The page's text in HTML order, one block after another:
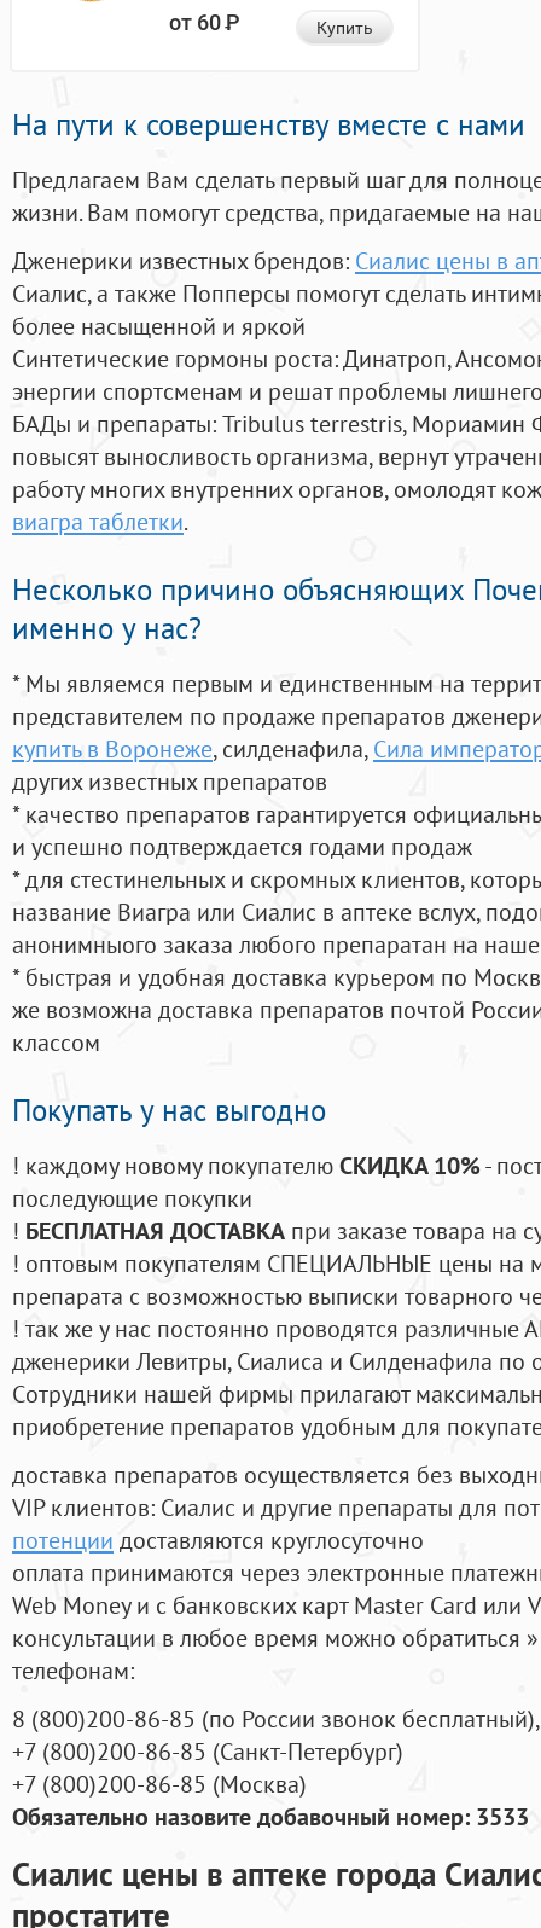
от 60Р Купить
На пути к совершенству вместе с нами
Предлагаем Вам сделать первый шаг для
жизни. Вам помогут средства, придагаемые на
Дженерики известных брендов: Сиалис цены в
Сиалис, а также Попперсы помогут сделать
более насыщенной и яркой
Синтетические гормоны роста: Динатроп,
энергии спортсменам и решат проблемы
БАДы и препараты:Tribulus terrestris, Мориамин
повысят выносливость организма, вернут
работу многих внутренних органов, омолодят
виагра таблетки.
Несколько причино объясняющих
именно у нас?
* Мы являемся первым и единственным на
представителем по продаже препаратов
купить в Воронеже, силденафила, Сила
других известных препаратов
* качество препаратов гарантируется
и успешно подтверждается годами продаж
* для стестинельных и скромных клиентов,
название Виагра или Сиалис в аптеке вслух,
анонимныого заказа любого препаратан на
* быстрая и удобная доставка курьером по
же возможна доставка препаратов почтой
классом
Покупать у нас выгодно
! каждому новому покупателюСКИДКА 10%-
последующие покупки
! БЕСПЛАТНАЯ ДОСТАВКА при заказе товара на
! оптовым покупателям СПЕЦИАЛЬНЫЕ цены на
препарата с возможностью выписки товарного
! так же у нас постоянно проводятся
дженерики Левитры, Сиалиса и Силденафила по
Cотрудники нашей фирмы прилагают
приобретение препаратов удобным для
доставка препаратов осуществляется без
VIP клиентов: Сиалис и другие препараты для
потенции доставляются круглосуточно
оплата принимаются через электронные
Web Money и с банковских карт Master Card или
консультации в любое время можно обратиться
телефонам:
8 (800)200-86-85 (по России звонок бесплатный),
+7 (800)200-86-85 (Санкт-Петербург)
+7 (800)200-86-85 (Москва)
Обязательно назовите добавочный номер: 3533
Сиалис цены в аптеке города
простатите